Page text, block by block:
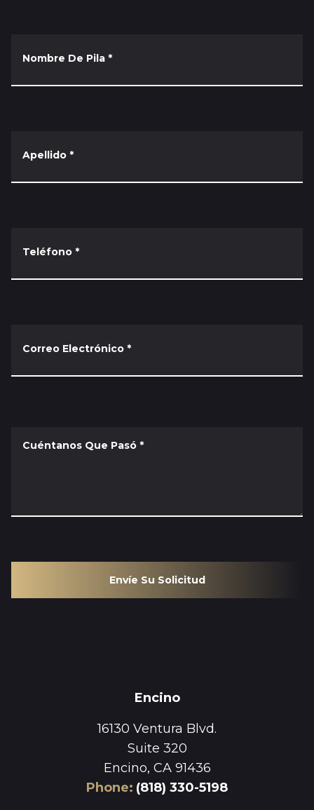
Nombre De Pila *
Apellido *
Teléfono *
Correo Electrónico *
Cuéntanos Que Pasó *
Envíe Su Solicitud
Encino
16130 Ventura Blvd.
Suite 320
Encino, CA 91436
Phone: (818) 330-5198